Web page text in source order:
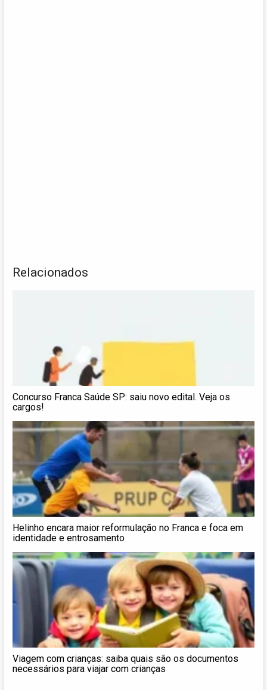
Relacionados
Concurso Franca Saúde SP: saiu novo edital. Veja os
cargos!
Helinho encara maior reformulação no Franca e foca em
identidade e entrosamento
Viagem com crianças: saiba quais são os documentos
necessários para viajar com crianças